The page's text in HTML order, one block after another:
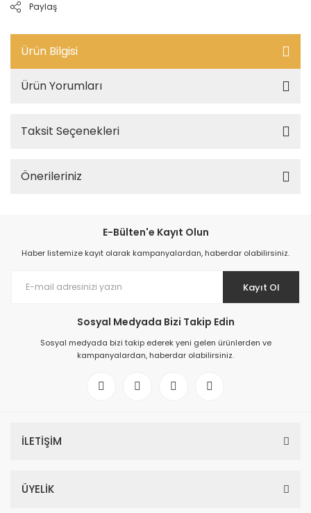
Paylaş
Ürün Bilgisi
Ürün Yorumları
Taksit Seçenekleri
Önerileriniz
E-Bülten'e Kayıt Olun
Haber listemize kayıt olarak kampanyalardan, haberdar olabilirsiniz.
Kayıt Ol
Sosyal Medyada Bizi Takip Edin
Sosyal medyada bizi takip ederek yeni gelen ürünlerden ve
kampanyalardan, haberdar olabilirsiniz.
İLETİŞİM
ÜYELİK